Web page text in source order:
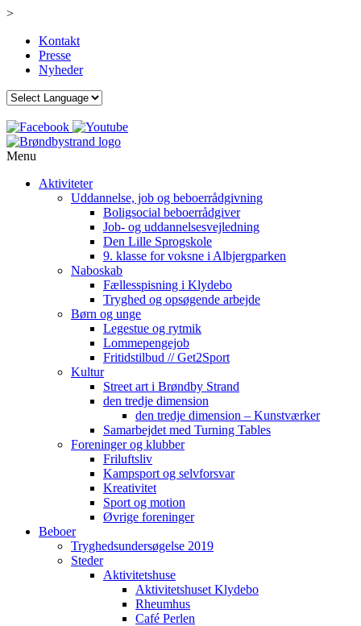
>
Kontakt
Presse
Nyheder
Menu
Aktiviteter
Uddannelse, job og beboerrådgivning
Boligsocial beboerrådgiver
Job- og uddannelsesvejledning
Den Lille Sprogskole
9. klasse for voksne i Albjergparken
Naboskab
Fællesspisning i Klydebo
Tryghed og opsøgende arbejde
Børn og unge
Legestue og rytmik
Lommepengejob
Fritidstilbud // Get2Sport
Kultur
Street art i Brøndby Strand
den tredje dimension
den tredje dimension – Kunstværker
Samarbejdet med Turning Tables
Foreninger og klubber
Friluftsliv
Kampsport og selvforsvar
Kreativitet
Sport og motion
Øvrige foreninger
Beboer
Tryghedsundersøgelse 2019
Steder
Aktivitetshuse
Aktivitetshuset Klydebo
Rheumhus
Café Perlen